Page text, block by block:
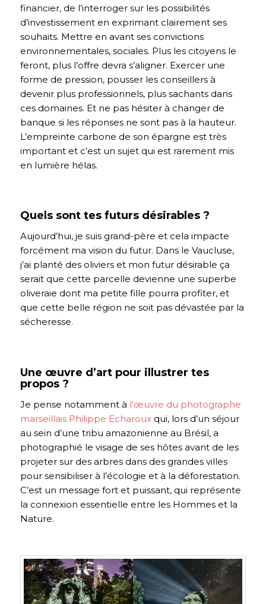
financier, de l’interroger sur les possibilités
d’investissement en exprimant clairement ses
souhaits. Mettre en avant ses convictions
environnementales, sociales. Plus les citoyens le
feront, plus l’offre devra s’aligner. Exercer une
forme de pression, pousser les conseillers à
devenir plus professionnels, plus sachants dans
ces domaines. Et ne pas hésiter à changer de
banque si les réponses ne sont pas à la hauteur.
L’empreinte carbone de son épargne est très
important et c’est un sujet qui est rarement mis
en lumière hélas.
Quels sont tes futurs désirables ?
Aujourd’hui, je suis grand-père et cela impacte
forcément ma vision du futur. Dans le Vaucluse,
j’ai planté des oliviers et mon futur désirable ça
serait que cette parcelle devienne une superbe
oliveraie dont ma petite fille pourra profiter, et
que cette belle région ne soit pas dévastée par la
sécheresse.
Une œuvre d’art pour illustrer tes
propos ?
Je pense notamment à l’œuvre du photographe
marseillais Philippe Echarouxqui, lors d’un séjour
au sein d’une tribu amazonienne au Brésil, a
photographié le visage de ses hôtes avant de les
projeter sur des arbres dans des grandes villes
pour sensibiliser à l’écologie et à la déforestation.
C’est un message fort et puissant, qui représente
la connexion essentielle entre les Hommes et la
Nature.